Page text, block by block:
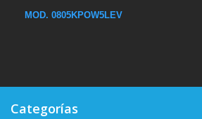
MOD. 0805KPOW5LEV
Categorías